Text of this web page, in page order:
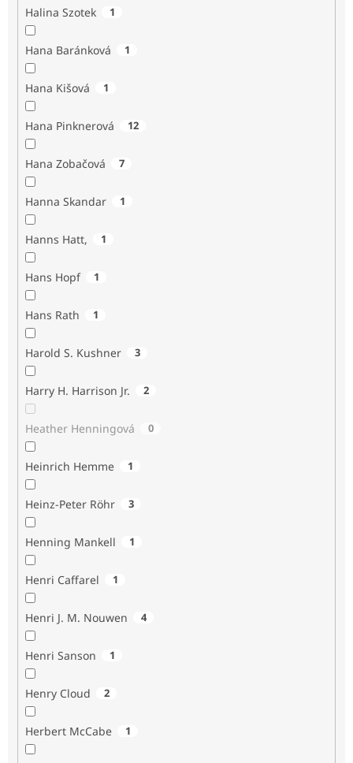
Halina Szotek 1
Hana Baránková 1
Hana Kišová 1
Hana Pinknerová 12
Hana Zobačová 7
Hanna Skandar 1
Hanns Hatt, 1
Hans Hopf 1
Hans Rath 1
Harold S. Kushner 3
Harry H. Harrison Jr. 2
Heather Henningová 0
Heinrich Hemme 1
Heinz-Peter Röhr 3
Henning Mankell 1
Henri Caffarel 1
Henri J. M. Nouwen 4
Henri Sanson 1
Henry Cloud 2
Herbert McCabe 1